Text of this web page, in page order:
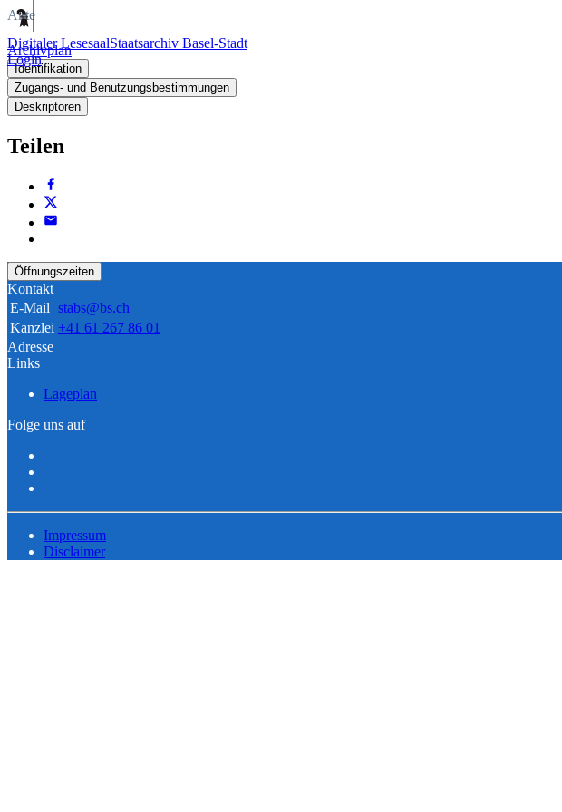
Digitaler LesesaalStaatsarchiv Basel-Stadt
Login
Akte
Archivplan
Identifikation
Zugangs- und Benutzungsbestimmungen
Deskriptoren
Teilen
Öffnungszeiten
Kontakt
E-Mail stabs@bs.ch
Kanzlei +41 61 267 86 01
Adresse
Links
Lageplan
Folge uns auf
Impressum
Disclaimer